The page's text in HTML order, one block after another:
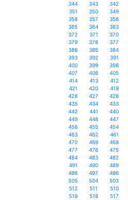
342
343
344
349
350
351
356
357
358
363
364
365
370
371
372
377
378
379
384
385
386
391
392
393
398
399
400
405
406
407
412
413
414
419
420
421
426
427
428
433
434
435
440
441
442
447
448
449
454
455
456
461
462
463
468
469
470
475
476
477
482
483
484
489
490
491
496
497
498
503
504
505
510
511
512
517
518
519